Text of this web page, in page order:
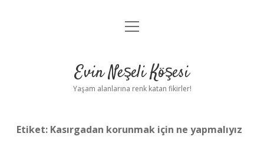
Anasayfa
Yasal Uyarı
menüyü
Evin Neşeli Köşesi
Yaşam alanlarına renk katan fikirler!
Etiket: Kasırgadan korunmak için ne yapmalıyız